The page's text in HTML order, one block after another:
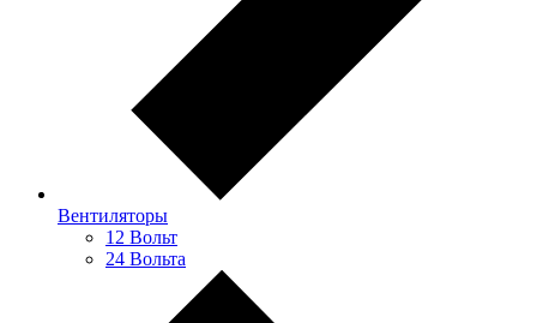
Вентиляторы
12 Вольт
24 Вольта